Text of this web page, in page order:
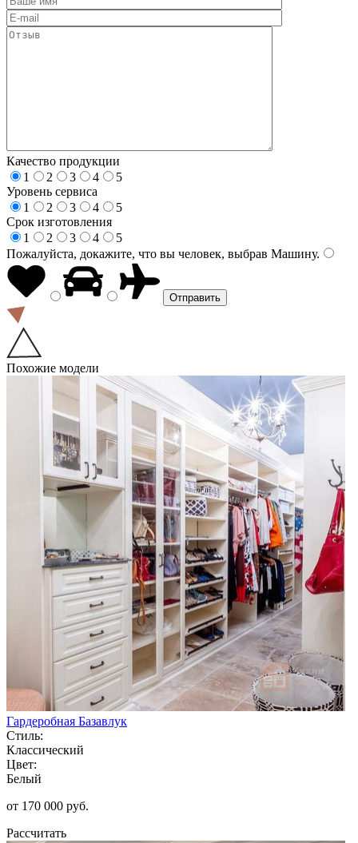
Качество продукции
1
2 3 4
5
Уровень сервиса
1
2 3 4
5
Срок изготовления
1
2 3 4
5
Пожалуйста, докажите, что вы человек, выбрав Машину.
Похожие модели
Гардеробная Базавлук
Стиль:
Классический
Цвет:
Белый
от 170 000 руб.
Рассчитать